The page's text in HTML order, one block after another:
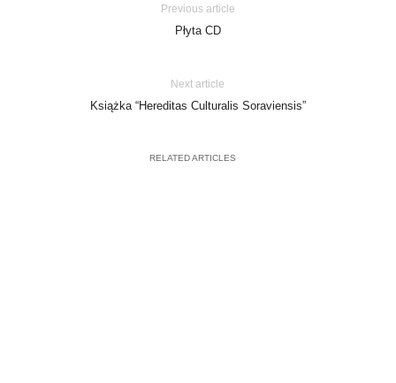
Previous article
Płyta CD
Next article
Książka “Hereditas Culturalis Soraviensis”
RELATED ARTICLES